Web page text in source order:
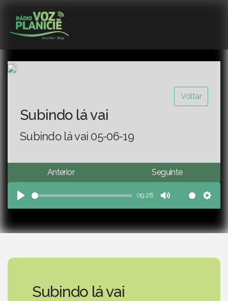
Voltar
Subindo lá vai
Subindo lá vai 05-06-19
Anterior Seguinte
Play
09:28
Mute
Subindo lá vai